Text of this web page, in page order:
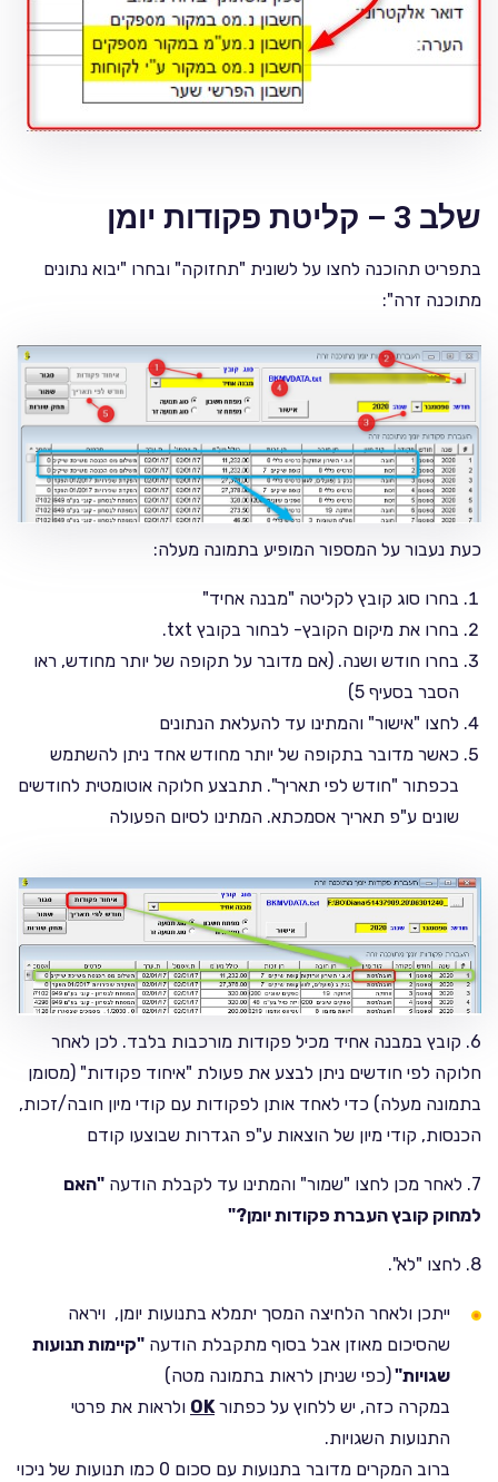
שלב 3 – קליטת פקודות יומן
בתפריט תהוכנה לחצו על לשונית "תחזוקה" ובחרו "יבוא נתונים
מתוכנה זרה":
כעת נעבור על המספור המופיע בתמונה מעלה:
בחרו סוג קובץ לקליטה "מבנה אחיד"
בחרו את מיקום הקובץ- לבחור בקובץ txt.
בחרו חודש ושנה. (אם מדובר על תקופה של יותר מחודש, ראו
הסבר בסעיף 5)
לחצו "אישור" והמתינו עד להעלאת הנתונים
כאשר מדובר בתקופה של יותר מחודש אחד ניתן להשתמש
בכפתור "חודש לפי תאריך". תתבצע חלוקה אוטומטית לחודשים
שונים ע"פ תאריך אסמכתא. המתינו לסיום הפעולה
6. קובץ במבנה אחיד מכיל פקודות מורכבות בלבד. לכן לאחר
חלוקה לפי חודשים ניתן לבצע את פעולת "איחוד פקודות" (מסומן
בתמונה מעלה) כדי לאחד אותן לפקודות עם קודי מיון חובה/זכות,
הכנסות, קודי מיון של הוצאות ע"פ הגדרות שבוצעו קודם
7. לאחר מכן לחצו "שמור" והמתינו עד לקבלת הודעה
"האם
למחוק קובץ העברת פקודות יומן?"
8. לחצו "לא".
ייתכן ולאחר הלחיצה המסך יתמלא בתנועות יומן, ויראה
שהסיכום מאוזן אבל בסוף מתקבלת הודעה "קיימות תנועות
שגויות"(כפי שניתן לראות בתמונה מטה)
במקרה כזה, יש ללחוץ על כפתור OK ולראות את פרטי
התנועות השגויות.
ברוב המקרים מדובר בתנועות עם סכום 0 כמו תנועות של ניכוי